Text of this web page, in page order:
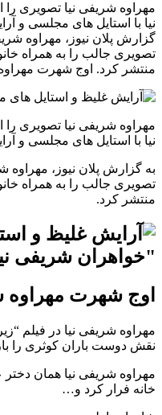
مهراوه شریفی نیا تصویری را
نیا با استایل های مجلسی و
گزارش پلان نیوز، مهراوه
تصویری جالب را به همراه
منتشر کرد. اوج شهرت
مهراوه شریفی نیا تصویری را
نیا با استایل های مجلسی و
به گزارش پلان نیوز،
تصویری جالب را به همراه
منتشر کرد.
اوج شهرت مهراوه
مهراوه شریفی نیا در فیلم
نقش دوست باران کوثری را
مهراوه شریفی نیا همان
خانه فرار کرد و…